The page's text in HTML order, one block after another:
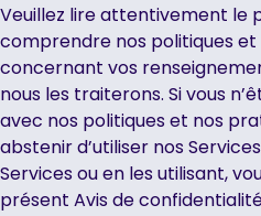
Veuillez lire attentivement le
comprendre nos politiques
concernant vos
nous les traiterons. Si vous
avec nos politiques et nos
abstenir d’utiliser nos
Services ou en les utilisant,
présent Avis de